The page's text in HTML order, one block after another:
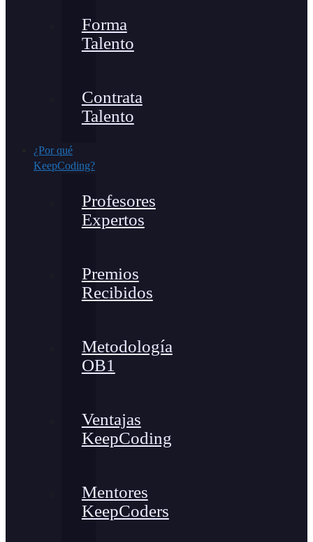
Forma
Talento
Contrata
Talento
¿Por qué
KeepCoding?
Profesores
Expertos
Premios
Recibidos
Metodología
OB1
Ventajas
KeepCoding
Mentores
KeepCoders